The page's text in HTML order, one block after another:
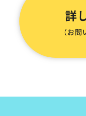
詳
（お